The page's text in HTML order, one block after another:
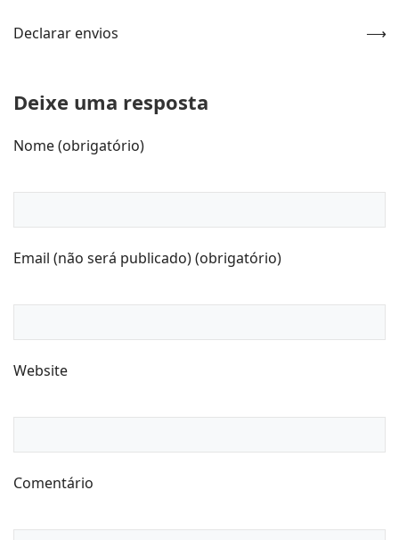
Declarar envios
Deixe uma resposta
Nome (obrigatório)
Email (não será publicado) (obrigatório)
Website
Comentário